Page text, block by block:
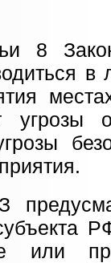
8
угрозы
или